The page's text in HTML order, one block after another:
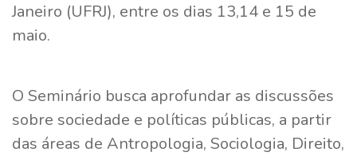
Janeiro (UFRJ), entre os dias 13,14 e 15 de
maio.
O Seminário busca aprofundar as discussões
sobre sociedade e políticas públicas, a partir
das áreas de Antropologia, Sociologia, Direito,